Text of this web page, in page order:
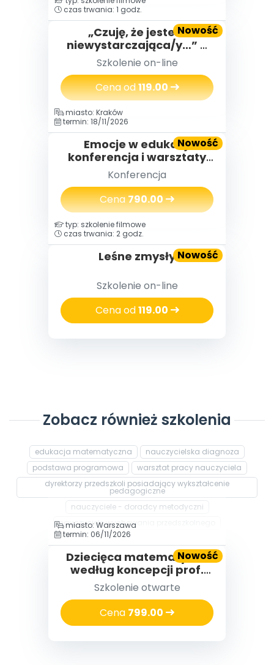
Nowość
czas trwania: 1 godz.
„Czuję, że jestem
niewystarczająca/y…” –
jak budować poczucie
własnej wartości.
Szkolenie on-line
Cena od119.00
Nowość
miasto: Kraków
termin: 18/11/2026
Emocje w edukacji
konferencja i warsztaty
(2 dni) 18-19.11.2026
Konferencja
Cena790.00
Nowość
typ: szkolenie filmowe
czas trwania: 2 godz.
Leśne zmysły
Szkolenie on-line
Cena od119.00
Zobacz również szkolenia
edukacja matematyczna
nauczycielska diagnoza
podstawa programowa
warsztat pracy nauczyciela
dyrektorzy przedszkoli posiadający wykształcenie
pedagogiczne
nauczyciele - doradcy metodyczni
nauczyciele wychowania przedszkolnego
Nowość
miasto: Warszawa
termin: 06/11/2026
Dziecięca matematyka®
według koncepcji prof.
Edyty Gruszczyk-
Kolczyńskiej - CZĘŚĆ I i II
Szkolenie otwarte
Cena 799.00